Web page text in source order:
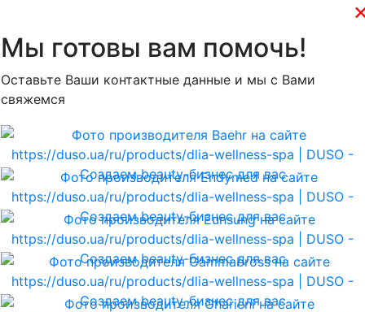
Мы готовы вам помочь!
Оставьте Ваши контактные данные и мы с Вами
свяжемся